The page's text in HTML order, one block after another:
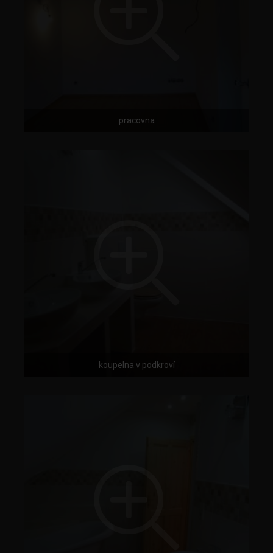
pracovna
koupelna v podkroví